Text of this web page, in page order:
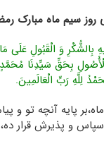
روز سیم ماه مبارک
بِالشُّکْرِ وَ الْقَبُولِ عَلَى
بِحَقِّ سَیِّدِنَا
لِلَّهِ رَبِّ الْعَالَمِینَ.
پایه آنچه تو و
و پذیرش قرار ده،